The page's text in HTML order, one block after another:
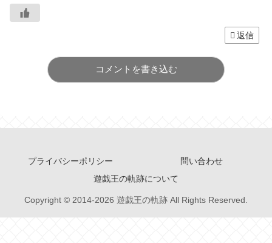
返信
コメントを書き込む
プライバシーポリシー
問い合わせ
遊戯王の軌跡について
Copyright © 2014-2026 遊戯王の軌跡 All Rights Reserved.